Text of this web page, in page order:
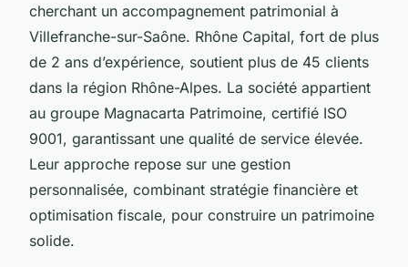
cherchant un accompagnement patrimonial à
Villefranche-sur-Saône. Rhône Capital, fort de plus
de 2 ans d’expérience, soutient plus de 45 clients
dans la région Rhône-Alpes. La société appartient
au groupe Magnacarta Patrimoine, certifié ISO
9001, garantissant une qualité de service élevée.
Leur approche repose sur une gestion
personnalisée, combinant stratégie financière et
optimisation fiscale, pour construire un patrimoine
solide.